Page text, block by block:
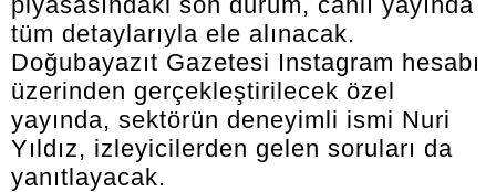
tüm detaylarıyla ele alınacak.
Doğubayazıt Gazetesi Instagram hesabı
üzerinden gerçekleştirilecek özel
yayında, sektörün deneyimli ismi Nuri
Yıldız, izleyicilerden gelen soruları da
yanıtlayacak.